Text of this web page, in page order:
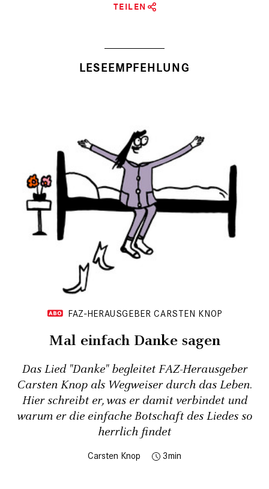
TEILEN
LESEEMPFEHLUNG
FAZ-HERAUSGEBER CARSTEN KNOP
Mal einfach Danke sagen
Das Lied "Danke" begleitet FAZ-Herausgeber
Carsten Knop als Wegweiser durch das Leben.
Hier schreibt er, was er damit verbindet und
warum er die einfache Botschaft des Liedes so
herrlich findet
Carsten Knop 3